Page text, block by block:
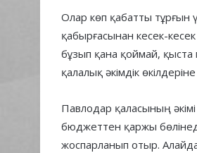
Олар көп қабатты тұрғын
қабырғасынан кесек-
бұзып қана қоймай, қыста
қалалық әкімдік
Павлодар қаласының
бюджеттен қаржы
жоспарланып отыр.